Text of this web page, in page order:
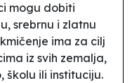
mogu dobiti
srebrnu i zlatnu
ima za cilj
iz svih zemalja,
školu ili instituciju.